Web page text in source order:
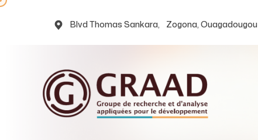
Blvd Thomas Sankara, Zogona, Ouagadougou